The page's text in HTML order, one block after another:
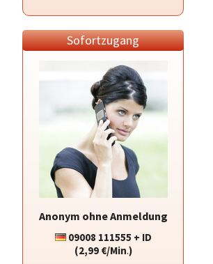
Sofortzugang
Anonym ohne Anmeldung
09008 111555 + ID
(2,99 €/Min.)